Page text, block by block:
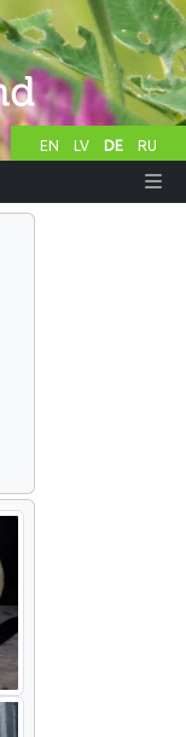
EN LV DE RU